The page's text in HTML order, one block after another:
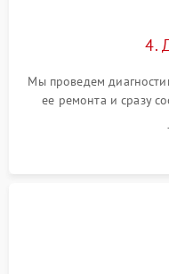
4.
Мы проведем
ее ремонта и сразу